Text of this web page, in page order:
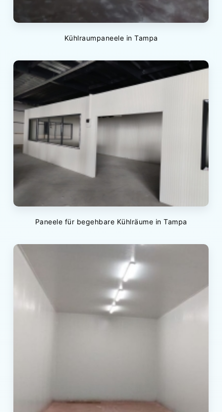
Kühlraumpaneele in Tampa
Paneele für begehbare Kühlräume in Tampa